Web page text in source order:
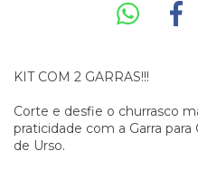
KIT COM 2 GARRAS!!!
Corte e desfie o churrasco
praticidade com a Garra para
de Urso.